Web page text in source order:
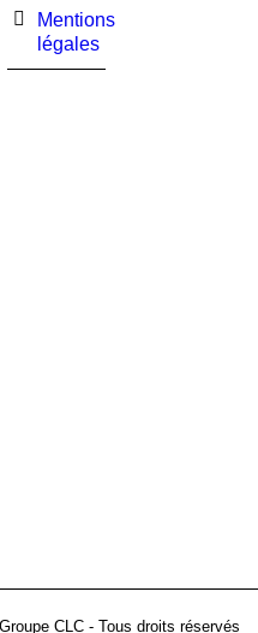
Mentions
légales
CLC - Tous droits réservés